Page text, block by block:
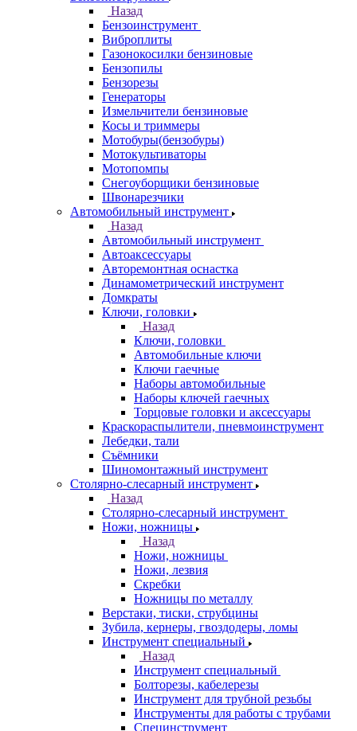
Назад
Бензоинструмент
Виброплиты
Газонокосилки бензиновые
Бензопилы
Бензорезы
Генераторы
Измельчители бензиновые
Косы и триммеры
Мотобуры(бензобуры)
Мотокультиваторы
Мотопомпы
Снегоуборщики бензиновые
Швонарезчики
Автомобильный инструмент
Назад
Автомобильный инструмент
Автоаксессуары
Авторемонтная оснастка
Динамометрический инструмент
Домкраты
Ключи, головки
Назад
Ключи, головки
Автомобильные ключи
Ключи гаечные
Наборы автомобильные
Наборы ключей гаечных
Торцовые головки и аксессуары
Краскораспылители, пневмоинструмент
Лебедки, тали
Съёмники
Шиномонтажный инструмент
Столярно-слесарный инструмент
Назад
Столярно-слесарный инструмент
Ножи, ножницы
Назад
Ножи, ножницы
Ножи, лезвия
Скребки
Ножницы по металлу
Верстаки, тиски, струбцины
Зубила, кернеры, гвоздодеры, ломы
Инструмент специальный
Назад
Инструмент специальный
Болторезы, кабелерезы
Инструмент для трубной резьбы
Инструменты для работы с трубами
Специнструмент